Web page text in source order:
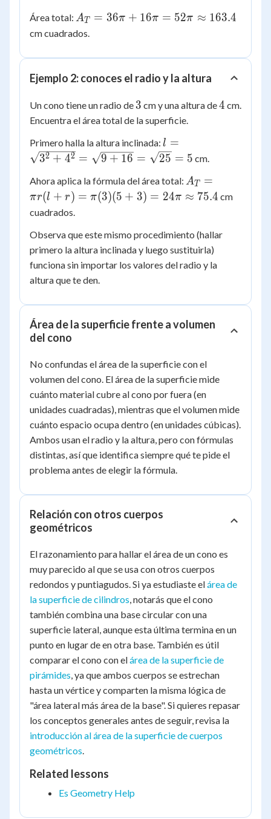
\approx
113.116\pi
Área total: A_T =
36\pi +
52\pi
\approx
163.4
AT = 36π + 16π = 52π ≈ 163.4
cm cuadrados.
Ejemplo 2: conoces el radio y la altura
Un cono tiene un radio de 3
3 cm y una altura de4
4 cm.
Encuentra el área total de la superficie.
Primero halla la altura inclinada: l =
\sqrt{3^2
\sqrt{9 +
16} =
l =
32 + 42 = 9 + 16 = 25 = 5 cm.
Ahora aplica la fórmula del área total: A_T =
\pi r (l
(5 + 3)
= 24\pi
\approx
AT =
πr(l + r) = π(3)(5 + 3) = 24π ≈ 75.4 cm
cuadrados.
Observa que este mismo procedimiento (hallar
primero la altura inclinada y luego sustituirla)
funciona sin importar los valores del radio y la
altura que te den.
Área de la superficie frente a volumen
del cono
No confundas el área de la superficie con el
volumen del cono. El área de la superficie mide
cuánto material cubre al cono por fuera (en
unidades cuadradas), mientras que el volumen mide
cuánto espacio ocupa dentro (en unidades cúbicas).
Ambos usan el radio y la altura, pero con fórmulas
distintas, así que identifica siempre qué te pide el
problema antes de elegir la fórmula.
Relación con otros cuerpos
geométricos
El razonamiento para hallar el área de un cono es
muy parecido al que se usa con otros cuerpos
redondos y puntiagudos. Si ya estudiaste elárea de
la superficie de cilindros , notarás que el cono
también combina una base circular con una
superficie lateral, aunque esta última termina en un
punto en lugar de en otra base. También es útil
comparar el cono con elárea de la superficie de
pirámides , ya que ambos cuerpos se estrechan
hasta un vértice y comparten la misma lógica de
"área lateral más área de la base". Si quieres repasar
los conceptos generales antes de seguir, revisa la
introducción al área de la superficie de cuerpos
geométricos
Related lessons
Es Geometry Help